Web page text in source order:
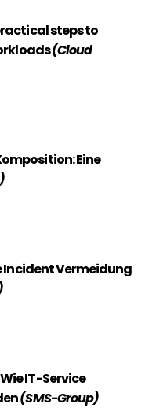
steps to
(Cloud
Eine
Incident Vermeidung
IT-Service
(SMS-Group)